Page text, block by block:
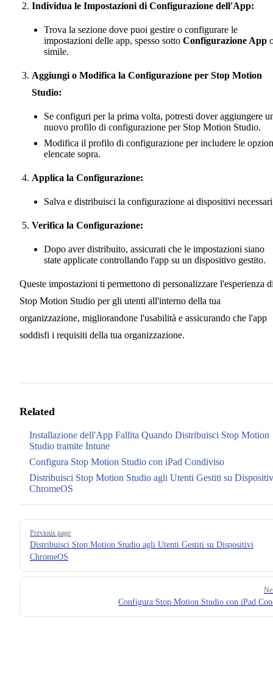
Individua le Impostazioni di Configurazione dell'App:
Trova la sezione dove puoi gestire o configurare le
impostazioni delle app, spesso sotto Configurazione App
simile.
Aggiungi o Modifica la Configurazione per Stop Motion
Studio:
Se configuri per la prima volta, potresti dover aggiungere
nuovo profilo di configurazione per Stop Motion Studio.
Modifica il profilo di configurazione per includere le
elencate sopra.
Applica la Configurazione:
Salva e distribuisci la configurazione ai dispositivi
Verifica la Configurazione:
Dopo aver distribuito, assicurati che le impostazioni siano
state applicate controllando l'app su un dispositivo gestito.
Queste impostazioni ti permettono di personalizzare l'esperienza
Stop Motion Studio per gli utenti all'interno della tua
organizzazione, migliorandone l'usabilità e assicurando che l'app
soddisfi i requisiti della tua organizzazione.
Related
Installazione dell'App Fallita Quando Distribuisci Stop Motion
Studio tramite Intune
Configura Stop Motion Studio con iPad Condiviso
Distribuisci Stop Motion Studio agli Utenti Gestiti su
ChromeOS
Pager
Previous page
Distribuisci Stop Motion Studio agli Utenti Gestiti su Dispositivi
ChromeOS
Configura Stop Motion Studio con iPad